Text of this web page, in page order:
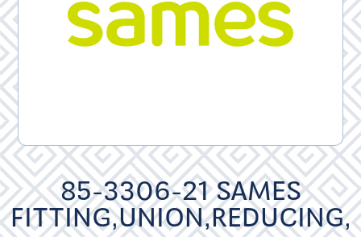
85-3306-21 SAMES
FITTING,UNION,REDUCING,